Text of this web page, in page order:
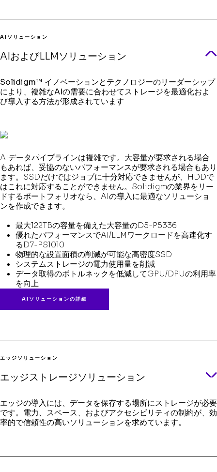
AIソリューション
AIおよびLLMソリューション
Solidigm™ イノベーションとテクノロジーのリーダーシップ
により、複雑なAIの需要に合わせてストレージを最適化およ
び導入する方法が形成されています
AIデータパイプラインは複雑です。大容量が要求される場合
もあれば、妥協のないパフォーマンスが要求される場合もあり
ます。SSDだけではジョブに十分対応できませんが、HDDで
はこれに対応することができません。Solidigmの業界をリー
ドするポートフォリオなら、AIの導入に最適なソリューショ
ンを作成できます。
最大122TBの容量を備えた大容量のD5-P5336
優れたパフォーマンスでAI/LLMワークロードを高速化す
るD7-PS1010
物理的な設置面積の削減が可能な高密度SSD
システムストレージの電力使用量を削減
データ取得のボトルネックを低減してGPU/DPUの利用率
を向上
AIソリューションの詳細
エッジソリューション
エッジストレージソリューション
エッジの導入には、データを保存する場所にストレージが必要
です。電力、スペース、およびアクセシビリティの制約が、効
率的で信頼性の高いソリューションを求めています。